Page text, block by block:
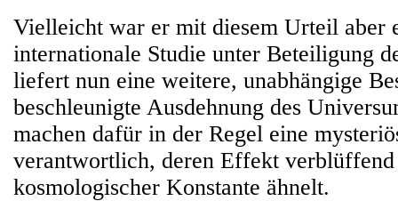
Vielleicht war er mit diesem Urteil aber
internationale Studie unter Beteiligung
liefert nun eine weitere, unabhängige
beschleunigte Ausdehnung des
machen dafür in der Regel eine
verantwortlich, deren Effekt verblüffend
kosmologischer Konstante ähnelt.